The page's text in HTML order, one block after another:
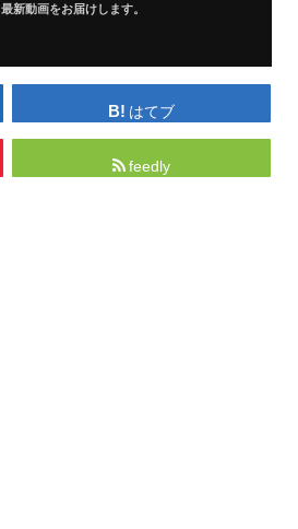
最新動画をお届けします。
はてブ
feedly